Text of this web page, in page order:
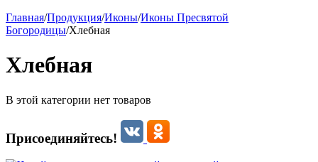
Главная/Продукция/Иконы/Иконы Пресвятой
Богородицы/Хлебная
Хлебная
В этой категории нет товаров
Присоединяйтесь!